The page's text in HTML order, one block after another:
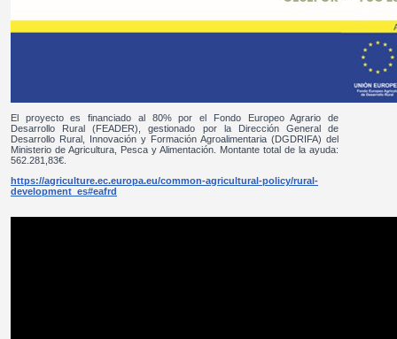
El proyecto es financiado al 80% por el Fondo Europeo Agrario de
Desarrollo Rural (FEADER), gestionado por la Dirección General de
Desarrollo Rural, Innovación y Formación Agroalimentaria (DGDRIFA) del
Ministerio de Agricultura, Pesca y Alimentación. Montante total de la ayuda:
562.281,83€.
https://agriculture.ec.europa.eu/common-agricultural-policy/rural-
development_es#eafrd